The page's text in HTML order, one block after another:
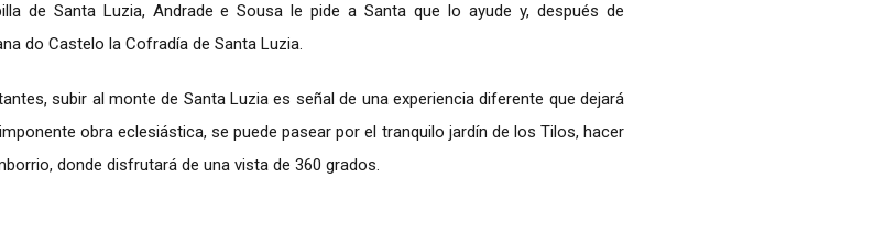
de Santa Luzia, Andrade e Sousa le pide a Santa que lo ayude y, después de
do Castelo la Cofradía de Santa Luzia.
subir al monte de Santa Luzia es señal de una experiencia diferente que dejará
obra eclesiástica, se puede pasear por el tranquilo jardín de los Tilos, hacer
donde disfrutará de una vista de 360 grados.